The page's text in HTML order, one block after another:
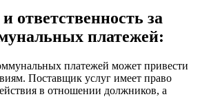
ответственность за
платежей:
платежей может привести
Поставщик услуг имеет право
в отношении должников, а